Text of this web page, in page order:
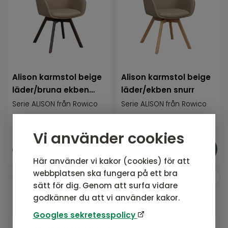
Vi använder cookies
Här använder vi kakor (cookies) för att
webbplatsen ska fungera på ett bra
sätt för dig. Genom att surfa vidare
godkänner du att vi använder kakor.
Googles sekretesspolicy
Alison karmstol beige
läder/bruna ekben
snurr
Serie ALISON från Rowico
4 295 SEK
Alison karmstol beige
läder/ekben snurr
Serie ALISON från Rowico
4 295 SEK